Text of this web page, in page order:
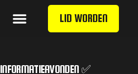
LID WORDEN
INFORMATIEAVONDEN ✅